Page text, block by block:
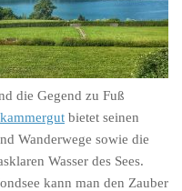
die Gegend zu Fuß
bietet seinen
Wanderwege sowie die
Wasser des Sees.
kann man den Zauber